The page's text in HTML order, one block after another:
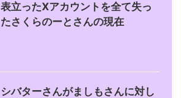
表立ったXアカウントを全て失っ
たさくらのーとさんの現在
シバターさんがましもさんに対し